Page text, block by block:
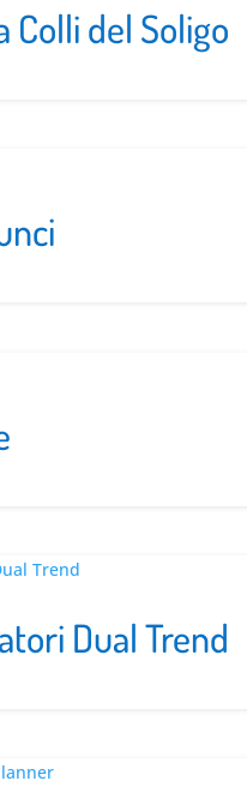
Colli del Soligo
Dual Trend